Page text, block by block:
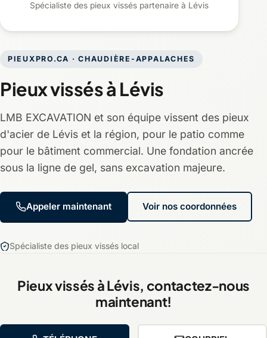
PIEUXPRO.CA · CHAUDIÈRE-APPALACHES
Pieux vissés à Lévis
LMB EXCAVATION et son équipe vissent des pieux
d'acier de Lévis et la région, pour le patio comme
pour le bâtiment commercial. Une fondation ancrée
sous la ligne de gel, sans excavation majeure.
Appeler maintenant Voir nos coordonnées
Spécialiste des pieux vissés local
Spécialiste des pieux vissés partenaire à Lévis
Pieux vissés à Lévis, contactez-nous
maintenant!